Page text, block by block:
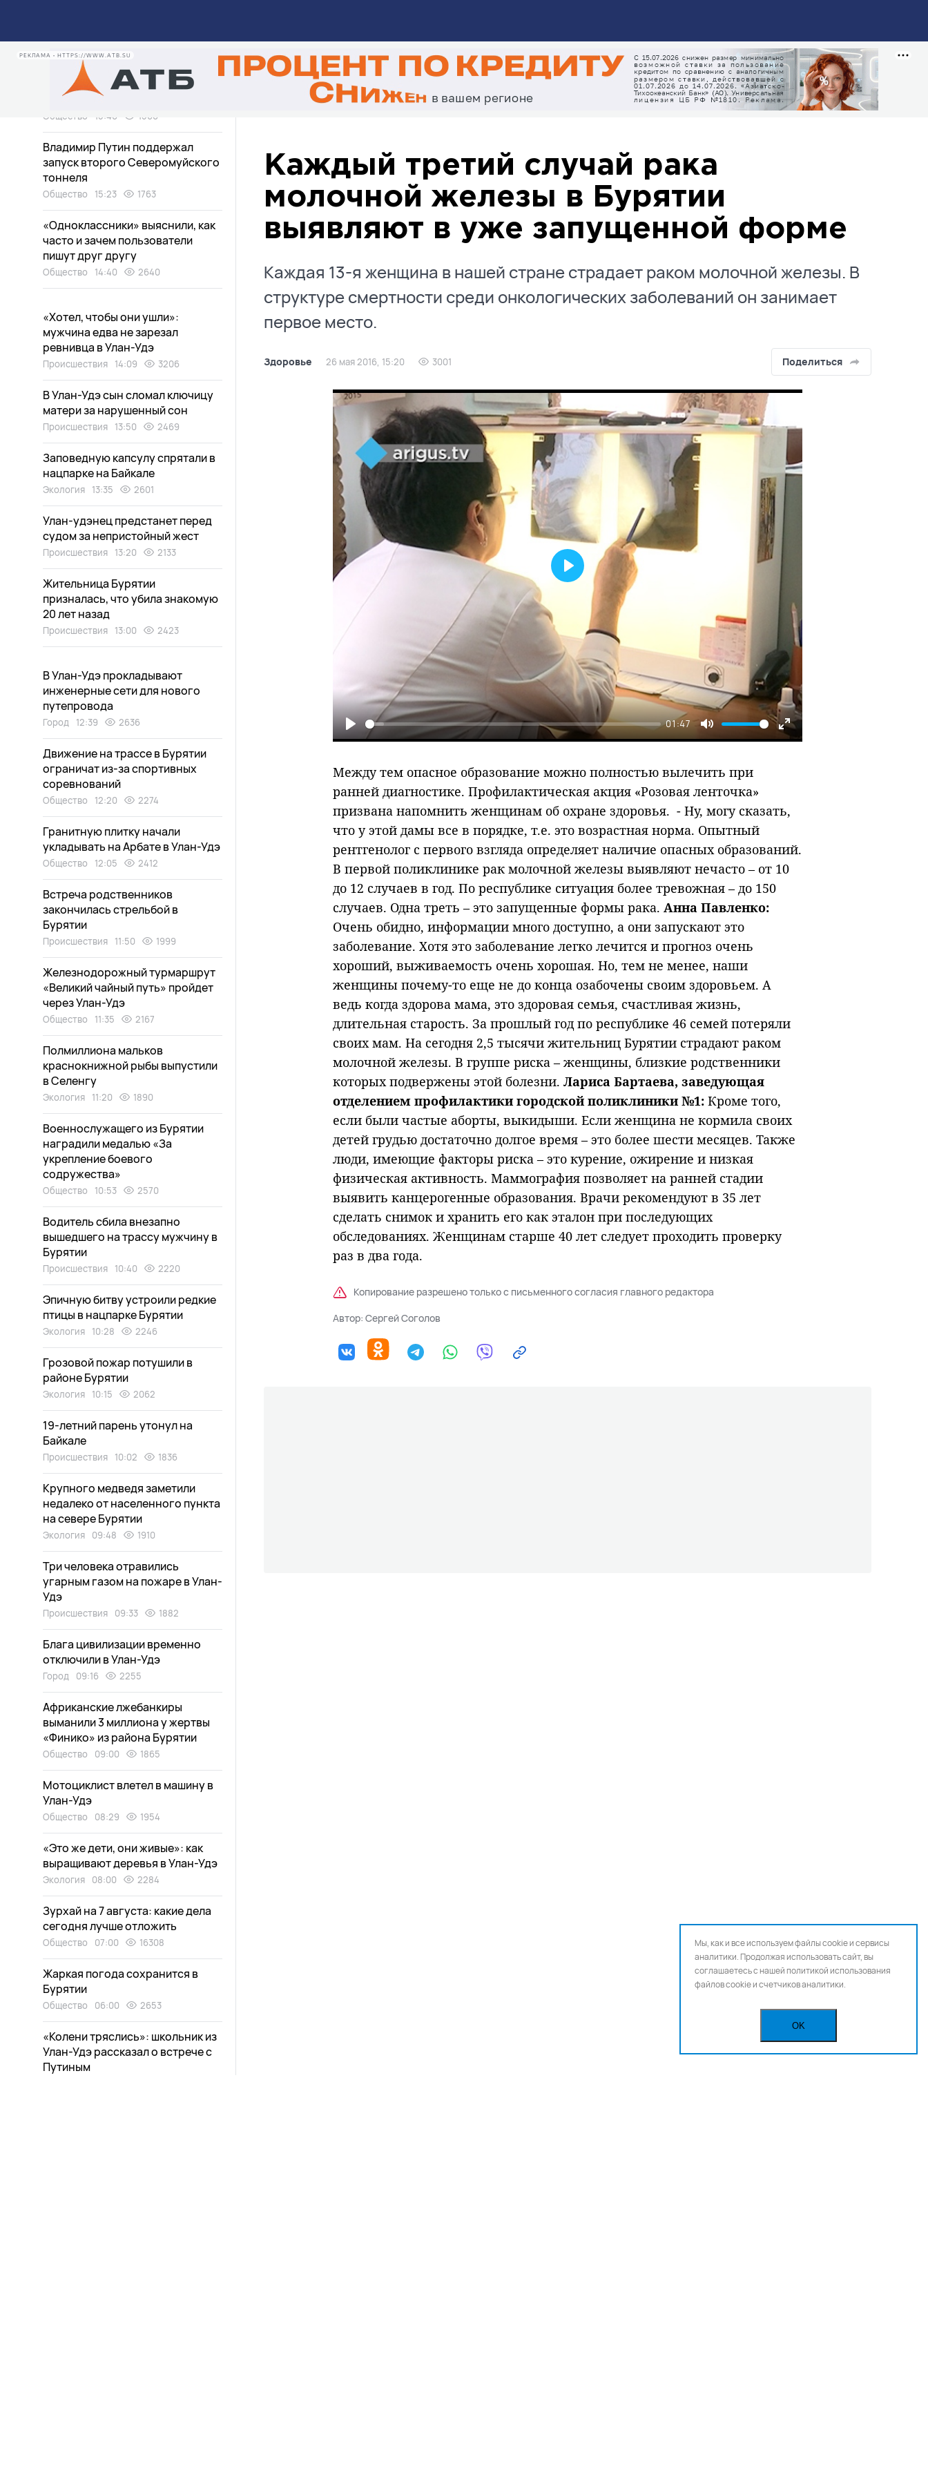
РЕКЛАМА • HTTPS://WWW.ATB.SU
Каждый третий случай рака
молочной железы в Бурятии
выявляют в уже запущенной форме
Каждая 13-я женщина в нашей стране страдает раком молочной железы. В
структуре смертности среди онкологических заболеваний он занимает
первое место.
Здоровье 26 мая 2016, 15:20 3001 Поделиться
Play
01:47
Mute
Enter
Play
Между тем опасное образование можно полностью вылечить при
ранней диагностике. Профилактическая акция «Розовая ленточка»
призвана напомнить женщинам об охране здоровья. - Ну, могу сказать,
что у этой дамы все в порядке, т.е. это возрастная норма. Опытный
рентгенолог с первого взгляда определяет наличие опасных образований.
В первой поликлинике рак молочной железы выявляют нечасто – от 10
до 12 случаев в год. По республике ситуация более тревожная – до 150
случаев. Одна треть – это запущенные формы рака. Анна Павленко:
Очень обидно, информации много доступно, а они запускают это
заболевание. Хотя это заболевание легко лечится и прогноз очень
хороший, выживаемость очень хорошая. Но, тем не менее, наши
женщины почему-то еще не до конца озабочены своим здоровьем. А
ведь когда здорова мама, это здоровая семья, счастливая жизнь,
длительная старость. За прошлый год по республике 46 семей потеряли
своих мам. На сегодня 2,5 тысячи жительниц Бурятии страдают раком
молочной железы. В группе риска – женщины, близкие родственники
которых подвержены этой болезни. Лариса Бартаева, заведующая
отделением профилактики городской поликлиники №1: Кроме того,
если были частые аборты, выкидыши. Если женщина не кормила своих
детей грудью достаточно долгое время – это более шести месяцев. Также
люди, имеющие факторы риска – это курение, ожирение и низкая
физическая активность. Маммография позволяет на ранней стадии
выявить канцерогенные образования. Врачи рекомендуют в 35 лет
сделать снимок и хранить его как эталон при последующих
обследованиях. Женщинам старше 40 лет следует проходить проверку
раз в два года.
Копирование разрешено только с письменного согласия главного редактора
Автор: Сергей Соголов
развитии Дальнего Востока
Политика 752
День поля отметят в Бурятии
Общество 15:40 1560
Владимир Путин поддержал
запуск второго Северомуйского
тоннеля
Общество 15:23 1763
«Одноклассники» выяснили, как
часто и зачем пользователи
пишут друг другу
Общество 14:40 2640
«Хотел, чтобы они ушли»:
мужчина едва не зарезал
ревнивца в Улан-Удэ
Происшествия 14:09 3206
В Улан-Удэ сын сломал ключицу
матери за нарушенный сон
Происшествия 13:50 2469
Заповедную капсулу спрятали в
нацпарке на Байкале
Экология 13:35 2601
Улан-удэнец предстанет перед
судом за непристойный жест
Происшествия 13:20 2133
Жительница Бурятии
призналась, что убила знакомую
20 лет назад
Происшествия 13:00 2423
В Улан-Удэ прокладывают
инженерные сети для нового
путепровода
Город 12:39 2636
Движение на трассе в Бурятии
ограничат из-за спортивных
соревнований
Общество 12:20 2274
Гранитную плитку начали
укладывать на Арбате в Улан-Удэ
Общество 12:05 2412
Встреча родственников
закончилась стрельбой в
Бурятии
Происшествия 11:50 1999
Железнодорожный турмаршрут
«Великий чайный путь» пройдет
через Улан-Удэ
Общество 11:35 2167
Полмиллиона мальков
краснокнижной рыбы выпустили
в Селенгу
Экология 11:20 1890
Военнослужащего из Бурятии
наградили медалью «За
укрепление боевого
содружества»
Общество 10:53 2570
Водитель сбила внезапно
вышедшего на трассу мужчину в
Бурятии
Происшествия 10:40 2220
Эпичную битву устроили редкие
птицы в нацпарке Бурятии
Экология 10:28 2246
Грозовой пожар потушили в
районе Бурятии
Экология 10:15 2062
19-летний парень утонул на
Байкале
Происшествия 10:02 1836
Крупного медведя заметили
недалеко от населенного пункта
на севере Бурятии
Экология 09:48 1910
Три человека отравились
угарным газом на пожаре в Улан-
Удэ
Происшествия 09:33 1882
Блага цивилизации временно
отключили в Улан-Удэ
Город 09:16 2255
Африканские лжебанкиры
выманили 3 миллиона у жертвы
«Финико» из района Бурятии
Общество 09:00 1865
Мотоциклист влетел в машину в
Улан-Удэ
Общество 08:29 1954
«Это же дети, они живые»: как
выращивают деревья в Улан-Удэ
Экология 08:00 2284
Зурхай на 7 августа: какие дела
сегодня лучше отложить
Общество 07:00 16308
Жаркая погода сохранится в
Бурятии
Общество 06:00 2653
«Колени тряслись»: школьник из
Улан-Удэ рассказал о встрече с
Путиным
Мы, как и все используем файлы cookie и сервисы
аналитики. Продолжая использовать сайт, вы
соглашаетесь с нашейполитикой использования
файлов cookie и счетчиков аналитики.
OK